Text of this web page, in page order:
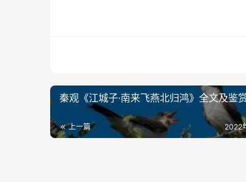
秦观《江城子·南来飞燕北归鸿》全文及鉴
上一篇 2022